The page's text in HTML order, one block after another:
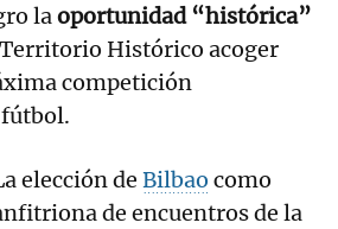
laoportunidad “histórica”
Histórico acoger
competición
elección de Bilbao como
de encuentros de la